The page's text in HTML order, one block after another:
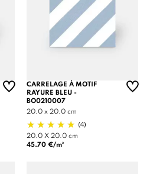
CARRELAGE À MOTIF
RAYURE BLEU -
BO0210007
20.0 x 20.0 cm
(4)
20.0 X 20.0 cm
45.70 €/m²